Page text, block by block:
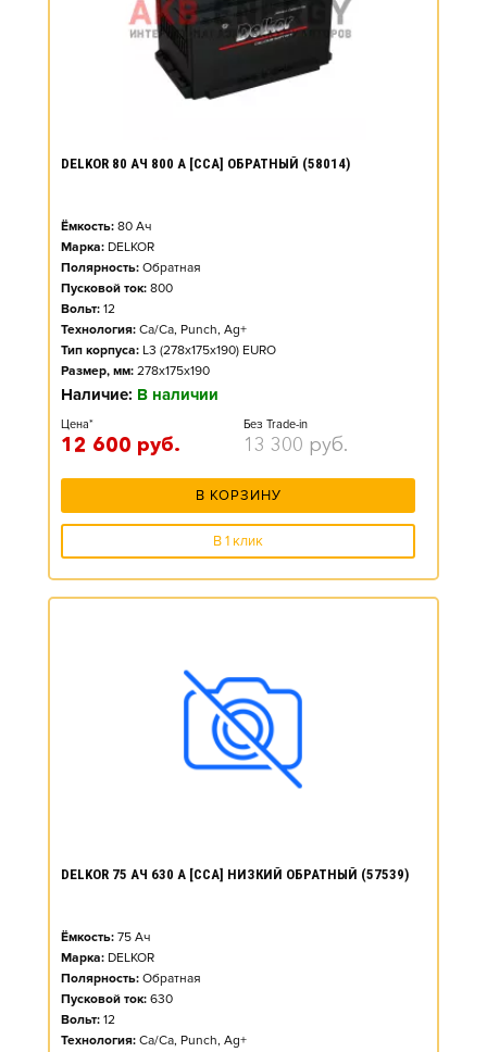
DELKOR 80 АЧ 800 А [CCA] ОБРАТНЫЙ (58014)
Ёмкость: 80 Ач
Марка: DELKOR
Полярность: Обратная
Пусковой ток: 800
Вольт: 12
Технология: Ca/Ca, Punch, Ag+
Тип корпуса: L3 (278x175x190) EURO
Размер, мм: 278x175x190
Наличие: В наличии
Цена*
12 600 руб.
Без Trade-in
13 300 руб.
В КОРЗИНУ
В 1 клик
DELKOR 75 АЧ 630 А [CCA] НИЗКИЙ ОБРАТНЫЙ (57539)
Ёмкость: 75 Ач
Марка: DELKOR
Полярность: Обратная
Пусковой ток: 630
Вольт: 12
Технология: Ca/Ca, Punch, Ag+